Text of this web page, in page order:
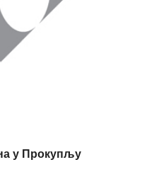
у Прокупљу